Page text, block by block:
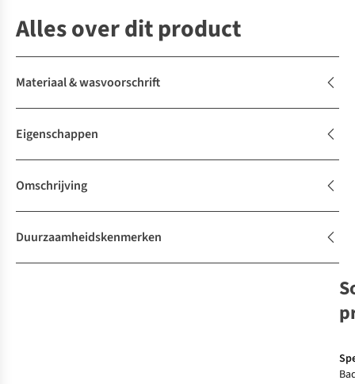
Alles over dit product
Materiaal & wasvoorschrift
Eigenschappen
Omschrijving
Duurzaamheidskenmerken